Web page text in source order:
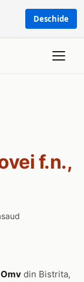
Deschide
f.n.,
Omv din Bistrita,